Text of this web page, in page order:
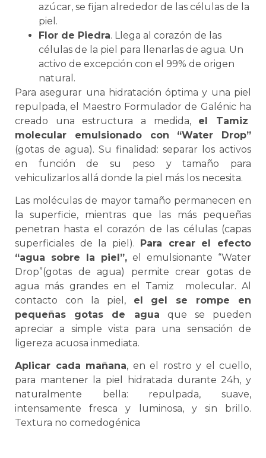
azúcar, se fijan alrededor de las células de la
piel.
Flor de Piedra. Llega al corazón de las
células de la piel para llenarlas de agua. Un
activo de excepción con el 99% de origen
natural.
Para asegurar una hidratación óptima y una piel
repulpada, el Maestro Formulador de Galénic ha
creado una estructura a medida, el Tamiz
molecular emulsionado con “Water Drop”
(gotas de agua). Su finalidad: separar los activos
en función de su peso y tamaño para
vehiculizarlos allá donde la piel más los necesita.
Las moléculas de mayor tamaño permanecen en
la superficie, mientras que las más pequeñas
penetran hasta el corazón de las células (capas
superficiales de la piel). Para crear el efecto
“agua sobre la piel”, el emulsionante “Water
Drop”(gotas de agua) permite crear gotas de
agua más grandes en el Tamiz molecular. Al
contacto con la piel, el gel se rompe en
pequeñas gotas de agua que se pueden
apreciar a simple vista para una sensación de
ligereza acuosa inmediata.
Aplicar cada mañana, en el rostro y el cuello,
para mantener la piel hidratada durante 24h, y
naturalmente bella: repulpada, suave,
intensamente fresca y luminosa, y sin brillo.
Textura no comedogénica